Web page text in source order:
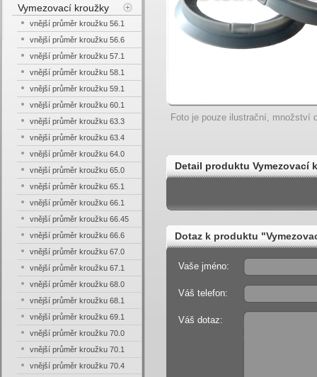
Foto je pouze ilustrační, množství
Detail produktu Vymezovací
Dotaz k produktu
Vaše jméno:
Váš telefon:
Váš dotaz:
Vymezovací kroužky
vnější průměr kroužku 56.1
vnější průměr kroužku 56.6
vnější průměr kroužku 57.1
vnější průměr kroužku 58.1
vnější průměr kroužku 59.1
vnější průměr kroužku 60.1
vnější průměr kroužku 63.3
vnější průměr kroužku 63.4
vnější průměr kroužku 64.0
vnější průměr kroužku 65.0
vnější průměr kroužku 65.1
vnější průměr kroužku 66.1
vnější průměr kroužku 66.45
vnější průměr kroužku 66.6
vnější průměr kroužku 67.0
vnější průměr kroužku 67.1
vnější průměr kroužku 68.0
vnější průměr kroužku 68.1
vnější průměr kroužku 69.1
vnější průměr kroužku 70.0
vnější průměr kroužku 70.1
vnější průměr kroužku 70.4